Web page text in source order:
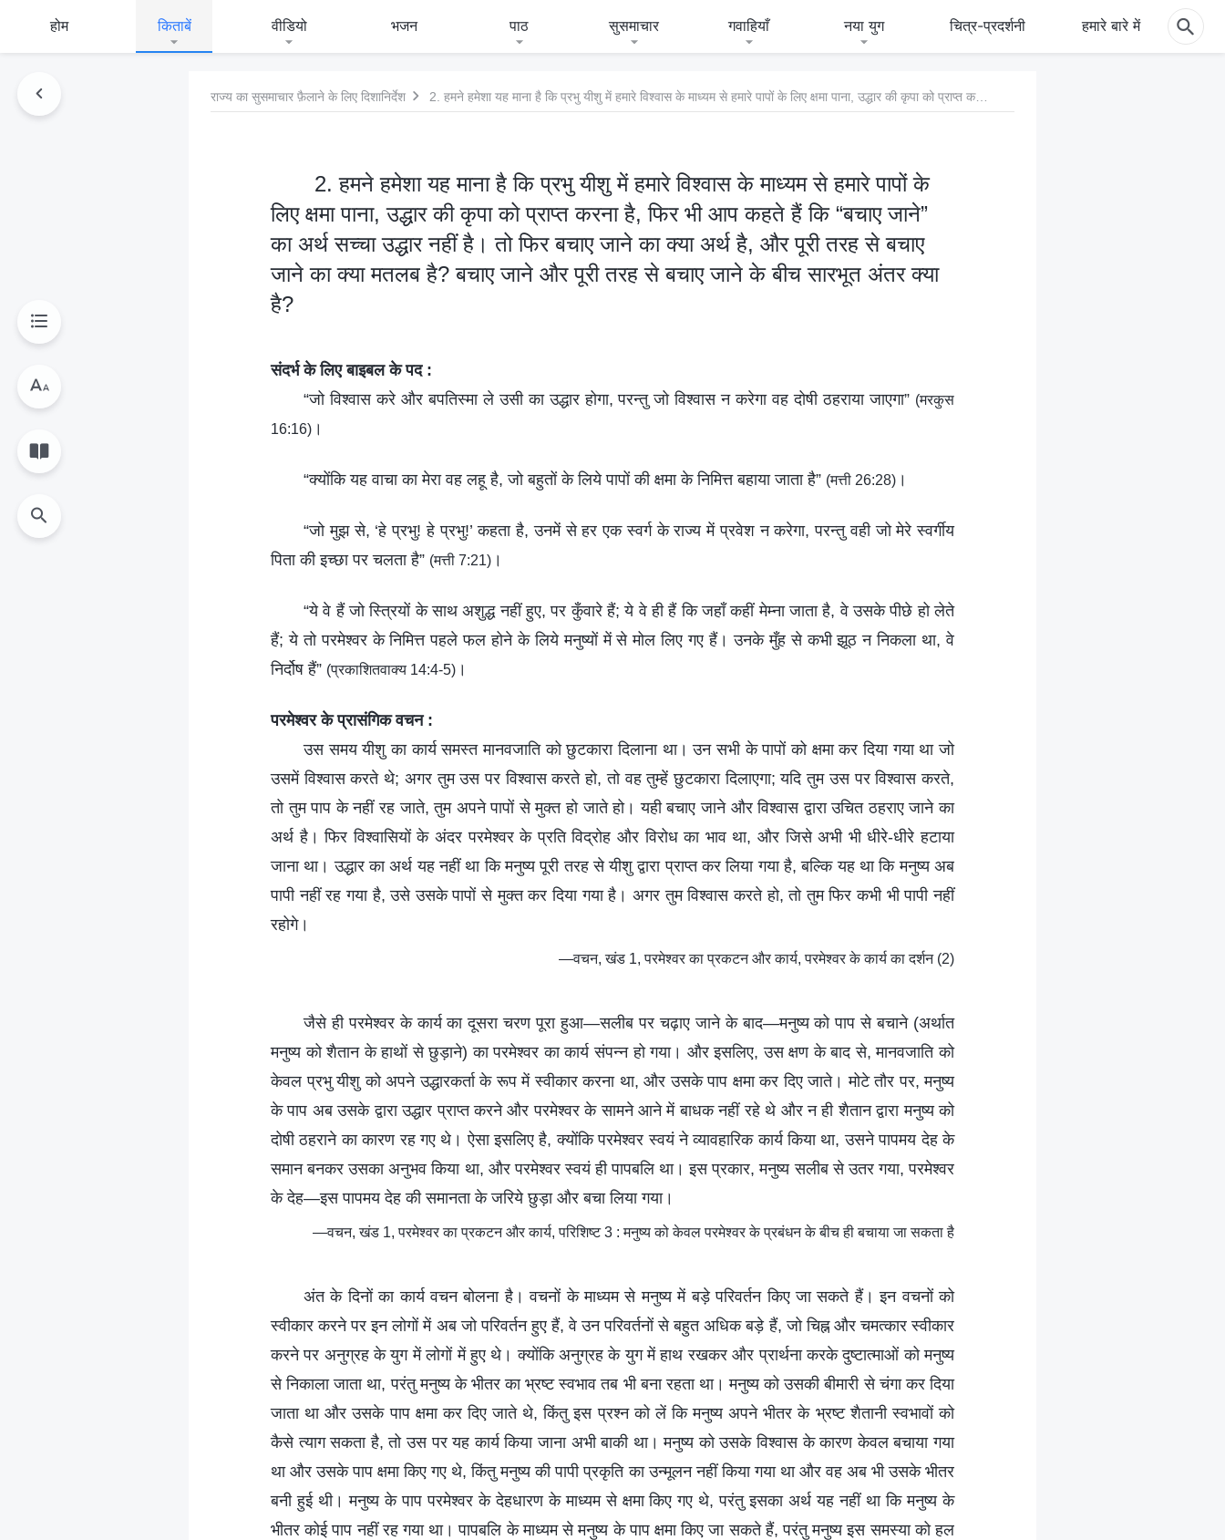
होम किताबें वीडियो भजन पाठ सुसमाचार गवाहियाँ नया युग चित्र-प्रदर्शनी हमारे बारे में
राज्य का सुसमाचार फ़ैलाने के लिए दिशानिर्देश 2. हमने हमेशा यह माना है कि प्रभु यीशु में हमारे विश्वास के माध्यम से हमारे पापों के लिए क्षमा पाना, उद्धार की कृपा को प्राप्त करना है, फिर भी आप कहते हैं कि “बचाए जाने” का अर्थ सच्चा उद्धार नहीं है। तो फिर बचाए जाने का क्या अर्थ है, और पूरी तरह से बचाए जाने का क्या मतलब है? बचाए जाने और पूरी तरह से बचाए जाने के बीच सारभूत अंतर क्या है?
2. हमने हमेशा यह माना है कि प्रभु यीशु में हमारे विश्वास के माध्यम से हमारे पापों के
लिए क्षमा पाना, उद्धार की कृपा को प्राप्त करना है, फिर भी आप कहते हैं कि “बचाए जाने”
का अर्थ सच्चा उद्धार नहीं है। तो फिर बचाए जाने का क्या अर्थ है, और पूरी तरह से बचाए
जाने का क्या मतलब है? बचाए जाने और पूरी तरह से बचाए जाने के बीच सारभूत अंतर क्या
है?
संदर्भ के लिए बाइबल के पद :
“जो विश्‍वास करे और बपतिस्मा ले उसी का उद्धार होगा, परन्तु जो विश्‍वास न करेगा वह दोषी ठहराया जाएगा” (मरकुस
16:16) ।
“क्योंकि यह वाचा का मेरा वह लहू है, जो बहुतों के लिये पापों की क्षमा के निमित्त बहाया जाता है” (मत्ती 26:28) ।
“जो मुझ से, ‘हे प्रभु! हे प्रभु!’ कहता है, उनमें से हर एक स्वर्ग के राज्य में प्रवेश न करेगा, परन्तु वही जो मेरे स्वर्गीय
पिता की इच्छा पर चलता है” (मत्ती 7:21) ।
“ये वे हैं जो स्त्रियों के साथ अशुद्ध नहीं हुए, पर कुँवारे हैं; ये वे ही हैं कि जहाँ कहीं मेम्ना जाता है, वे उसके पीछे हो लेते
हैं; ये तो परमेश्वर के निमित्त पहले फल होने के लिये मनुष्यों में से मोल लिए गए हैं। उनके मुँह से कभी झूठ न निकला था, वे
निर्दोष हैं” (प्रकाशितवाक्य 14:4-5) ।
परमेश्वर के प्रासंगिक वचन :
उस समय यीशु का कार्य समस्त मानवजाति को छुटकारा दिलाना था। उन सभी के पापों को क्षमा कर दिया गया था जो
उसमें विश्वास करते थे; अगर तुम उस पर विश्वास करते हो, तो वह तुम्हें छुटकारा दिलाएगा; यदि तुम उस पर विश्वास करते,
तो तुम पाप के नहीं रह जाते, तुम अपने पापों से मुक्त हो जाते हो। यही बचाए जाने और विश्वास द्वारा उचित ठहराए जाने का
अर्थ है। फिर विश्वासियों के अंदर परमेश्वर के प्रति विद्रोह और विरोध का भाव था, और जिसे अभी भी धीरे-धीरे हटाया
जाना था। उद्धार का अर्थ यह नहीं था कि मनुष्य पूरी तरह से यीशु द्वारा प्राप्त कर लिया गया है, बल्कि यह था कि मनुष्य अब
पापी नहीं रह गया है, उसे उसके पापों से मुक्त कर दिया गया है। अगर तुम विश्वास करते हो, तो तुम फिर कभी भी पापी नहीं
रहोगे।
—वचन, खंड 1, परमेश्वर का प्रकटन और कार्य, परमेश्वर के कार्य का दर्शन (2)
जैसे ही परमेश्वर के कार्य का दूसरा चरण पूरा हुआ—सलीब पर चढ़ाए जाने के बाद—मनुष्य को पाप से बचाने (अर्थात
मनुष्य को शैतान के हाथों से छुड़ाने) का परमेश्वर का कार्य संपन्न हो गया। और इसलिए, उस क्षण के बाद से, मानवजाति को
केवल प्रभु यीशु को अपने उद्धारकर्ता के रूप में स्वीकार करना था, और उसके पाप क्षमा कर दिए जाते। मोटे तौर पर, मनुष्य
के पाप अब उसके द्वारा उद्धार प्राप्त करने और परमेश्वर के सामने आने में बाधक नहीं रहे थे और न ही शैतान द्वारा मनुष्य को
दोषी ठहराने का कारण रह गए थे। ऐसा इसलिए है, क्योंकि परमेश्वर स्वयं ने व्यावहारिक कार्य किया था, उसने पापमय देह के
समान बनकर उसका अनुभव किया था, और परमेश्वर स्वयं ही पापबलि था। इस प्रकार, मनुष्य सलीब से उतर गया, परमेश्वर
के देह—इस पापमय देह की समानता के जरिये छुड़ा और बचा लिया गया।
—वचन, खंड 1, परमेश्वर का प्रकटन और कार्य, परिशिष्ट 3 : मनुष्य को केवल परमेश्वर के प्रबंधन के बीच ही बचाया जा सकता है
अंत के दिनों का कार्य वचन बोलना है। वचनों के माध्यम से मनुष्य में बड़े परिवर्तन किए जा सकते हैं। इन वचनों को
स्वीकार करने पर इन लोगों में अब जो परिवर्तन हुए हैं, वे उन परिवर्तनों से बहुत अधिक बड़े हैं, जो चिह्न और चमत्कार स्वीकार
करने पर अनुग्रह के युग में लोगों में हुए थे। क्योंकि अनुग्रह के युग में हाथ रखकर और प्रार्थना करके दुष्टात्माओं को मनुष्य
से निकाला जाता था, परंतु मनुष्य के भीतर का भ्रष्ट स्वभाव तब भी बना रहता था। मनुष्य को उसकी बीमारी से चंगा कर दिया
जाता था और उसके पाप क्षमा कर दिए जाते थे, किंतु इस प्रश्न को लें कि मनुष्य अपने भीतर के भ्रष्ट शैतानी स्वभावों को
कैसे त्याग सकता है, तो उस पर यह कार्य किया जाना अभी बाकी था। मनुष्य को उसके विश्वास के कारण केवल बचाया गया
था और उसके पाप क्षमा किए गए थे, किंतु मनुष्य की पापी प्रकृति का उन्मूलन नहीं किया गया था और वह अब भी उसके भीतर
बनी हुई थी। मनुष्य के पाप परमेश्वर के देहधारण के माध्यम से क्षमा किए गए थे, परंतु इसका अर्थ यह नहीं था कि मनुष्य के
भीतर कोई पाप नहीं रह गया था। पापबलि के माध्यम से मनुष्य के पाप क्षमा किए जा सकते हैं, परंतु मनुष्य इस समस्या को हल